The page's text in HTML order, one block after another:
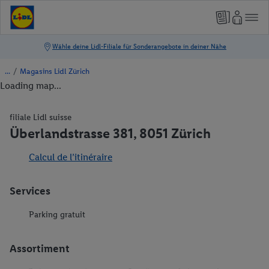
/ Magasins Lidl Zürich
Loading map...
filiale Lidl suisse
Überlandstrasse 381, 8051 Zürich
Calcul de l’itinéraire
Services
Parking gratuit
Assortiment